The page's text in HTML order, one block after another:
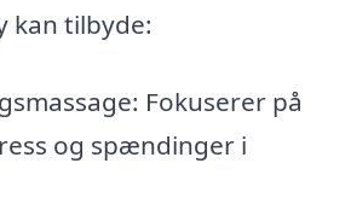
kan tilbyde:
Fokuserer på
og spændinger i